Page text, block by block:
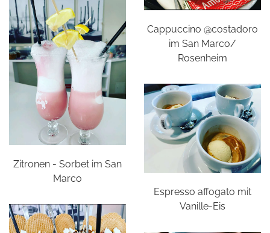
Cappuccino @costadoro
im San Marco/
Rosenheim
Zitronen - Sorbet im San
Marco
Espresso affogato mit
Vanille-Eis